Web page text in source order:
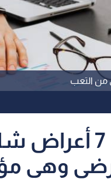
من التعب
دراسة تحذر: 7
وهي